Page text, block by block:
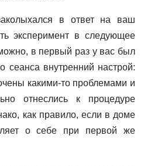
в ответ на ваш
эксперимент в следующее
в первый раз у вас был
сеанса внутренний настрой:
какими-то проблемами и
отнеслись к процедуре
как правило, если в доме
о себе при первой же